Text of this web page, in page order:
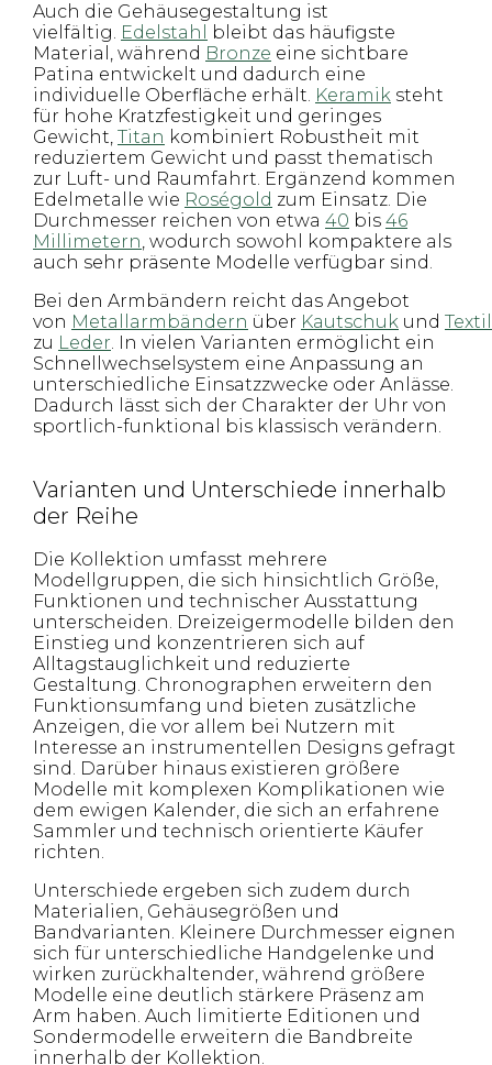
Auch die Gehäusegestaltung ist
vielfältig. Edelstahl
bleibt das häufigste
Material, während Bronze eine sichtbare
Patina entwickelt und dadurch eine
individuelle Oberfläche erhält. Keramik steht
für hohe Kratzfestigkeit und geringes
Gewicht, Titan kombiniert Robustheit mit
reduziertem Gewicht und passt thematisch
zur Luft- und Raumfahrt. Ergänzend kommen
Edelmetalle wie Roségold zum Einsatz. Die
Durchmesser reichen von etwa 40 bis 46
Millimetern, wodurch sowohl kompaktere als
auch sehr präsente Modelle verfügbar sind.
Bei den Armbändern reicht das Angebot
von Metallarmbändern über Kautschuk und Textil
zu Leder. In vielen Varianten ermöglicht ein
Schnellwechselsystem eine Anpassung an
unterschiedliche Einsatzzwecke oder Anlässe.
Dadurch lässt sich der Charakter der Uhr von
sportlich-funktional bis klassisch verändern.
Varianten und Unterschiede innerhalb
der Reihe
Die Kollektion umfasst mehrere
Modellgruppen, die sich hinsichtlich Größe,
Funktionen und technischer Ausstattung
unterscheiden. Dreizeigermodelle bilden den
Einstieg und konzentrieren sich auf
Alltagstauglichkeit und reduzierte
Gestaltung. Chronographen erweitern den
Funktionsumfang und bieten zusätzliche
Anzeigen, die vor allem bei Nutzern mit
Interesse an instrumentellen Designs gefragt
sind. Darüber hinaus existieren größere
Modelle mit komplexen Komplikationen wie
dem ewigen Kalender, die sich an erfahrene
Sammler und technisch orientierte Käufer
richten.
Unterschiede ergeben sich zudem durch
Materialien, Gehäusegrößen und
Bandvarianten. Kleinere Durchmesser eignen
sich für unterschiedliche Handgelenke und
wirken zurückhaltender, während größere
Modelle eine deutlich stärkere Präsenz am
Arm haben. Auch limitierte Editionen und
Sondermodelle erweitern die Bandbreite
innerhalb der Kollektion.